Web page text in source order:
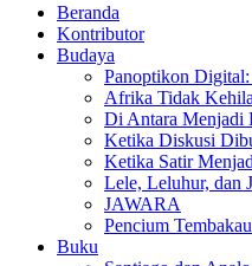
Beranda
Kontributor
Budaya
Panoptikon
Afrika Tidak
Di Antara Menjadi
Ketika Diskusi
Ketika Satir
Lele, Leluhur, dan
JAWARA
Pencium
Buku